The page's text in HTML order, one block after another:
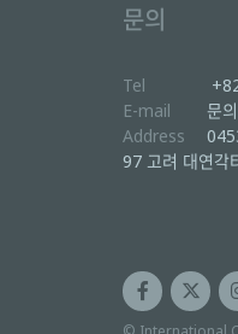
문의
Tel
E-mail
문
Address
97 고려 대연각